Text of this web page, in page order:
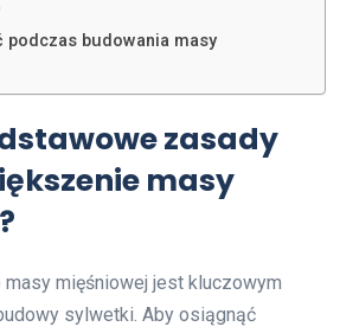
podczas budowania masy
zasady
masy
mięśniowej jest kluczowym
sylwetki. Aby osiągnąć